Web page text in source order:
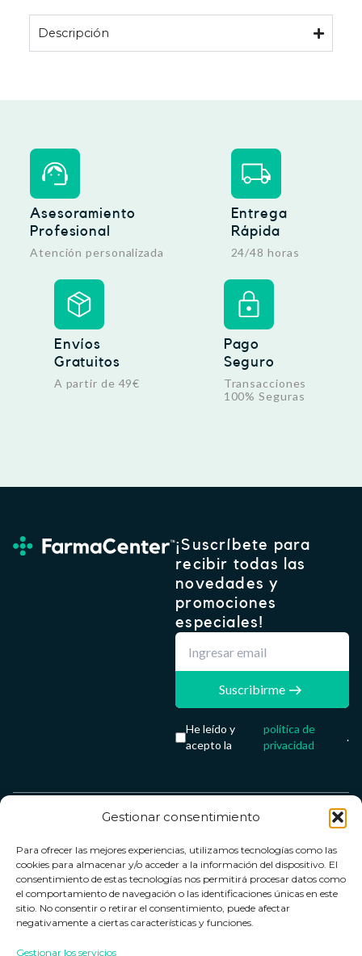
Gestionar consentimiento
Para ofrecer las mejores experiencias, utilizamos tecnologías como las
cookies para almacenar y/o acceder a la información del dispositivo. El
consentimiento de estas tecnologías nos permitirá procesar datos como
el comportamiento de navegación o las identificaciones únicas en este
sitio. No consentir o retirar el consentimiento, puede afectar
negativamente a ciertas características y funciones.
Gestionar los servicios
Descripción
Asesoramiento
Profesional
Atención personalizada
Entrega
Rápida
24/48 horas
Envíos
Gratuitos
A partir de 49€
Pago
Seguro
Transacciones
100% Seguras
¡Suscríbete para
recibir todas las
novedades y
promociones
especiales!
Suscribirme
He leído y
acepto la
política de
privacidad
.
Contacto
Contacto
Política de
devoluciones
Horario de
Términos y
condiciones
Política de
privacidad
Farmacenter
digital, S.L
B24836249
info@farmacenter.es
de pago